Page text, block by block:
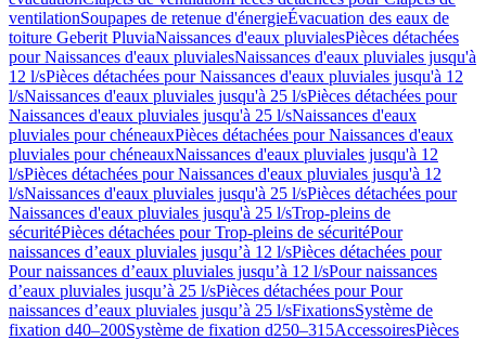
ventilationSoupapes de retenue d'énergieÉvacuation des eaux de
toiture Geberit PluviaNaissances d'eaux pluvialesPièces détachées
pour Naissances d'eaux pluvialesNaissances d'eaux pluviales jusqu'à
12 l/sPièces détachées pour Naissances d'eaux pluviales jusqu'à 12
l/sNaissances d'eaux pluviales jusqu'à 25 l/sPièces détachées pour
Naissances d'eaux pluviales jusqu'à 25 l/sNaissances d'eaux
pluviales pour chéneauxPièces détachées pour Naissances d'eaux
pluviales pour chéneauxNaissances d'eaux pluviales jusqu'à 12
l/sPièces détachées pour Naissances d'eaux pluviales jusqu'à 12
l/sNaissances d'eaux pluviales jusqu'à 25 l/sPièces détachées pour
Naissances d'eaux pluviales jusqu'à 25 l/sTrop-pleins de
sécuritéPièces détachées pour Trop-pleins de sécuritéPour
naissances d’eaux pluviales jusqu’à 12 l/sPièces détachées pour
Pour naissances d’eaux pluviales jusqu’à 12 l/sPour naissances
d’eaux pluviales jusqu’à 25 l/sPièces détachées pour Pour
naissances d’eaux pluviales jusqu’à 25 l/sFixationsSystème de
fixation d40–200Système de fixation d250–315AccessoiresPièces